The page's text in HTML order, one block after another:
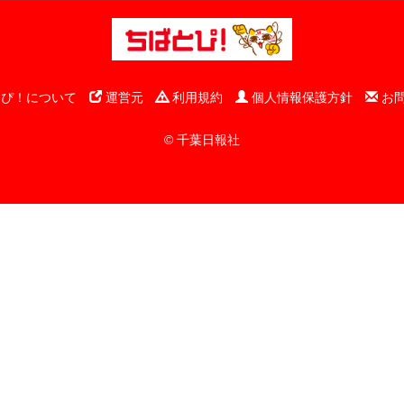
！について 運営元 利用規約 個人情報保護方針 お
© 千葉日報社